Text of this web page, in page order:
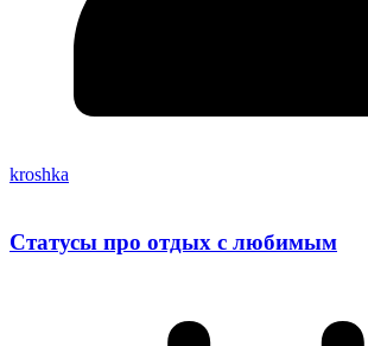
kroshka
Статусы про отдых с любимым